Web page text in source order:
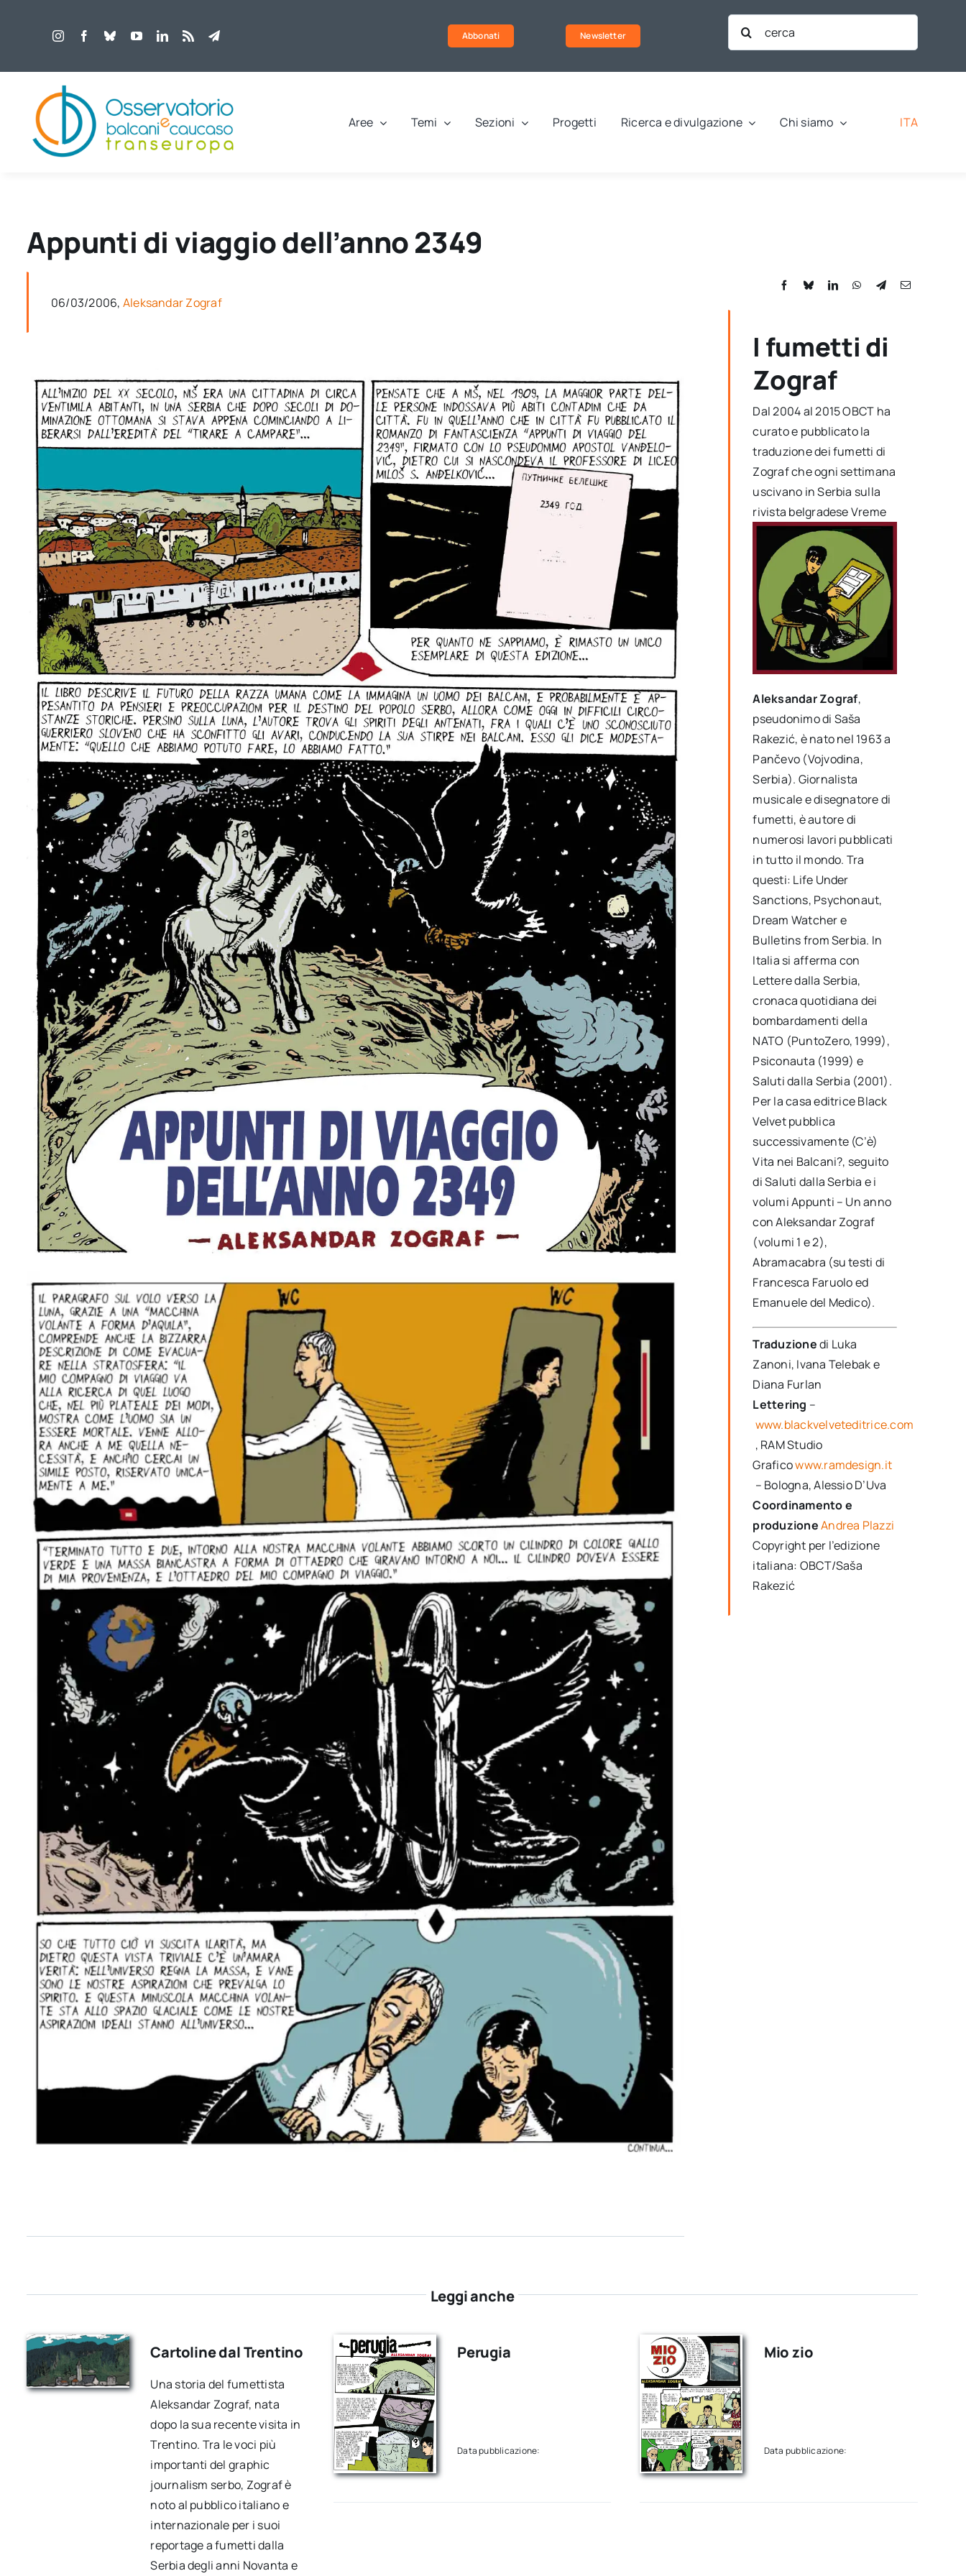
Abbonati Newsletter
Cerca
per:
Aree Temi Sezioni Progetti Ricerca e divulgazione Chi siamo ITA
Appunti di viaggio dell’anno 2349
06/03/2006, Aleksandar Zograf
I fumetti di
Zograf
Dal 2004 al 2015 OBCT ha
curato e pubblicato la
traduzione dei fumetti di
Zograf che ogni settimana
uscivano in Serbia sulla
rivista belgradese Vreme
Aleksandar Zograf,
pseudonimo di Saša
Rakezić, è nato nel 1963 a
Pančevo (Vojvodina,
Serbia). Giornalista
musicale e disegnatore di
fumetti, è autore di
numerosi lavori pubblicati
in tutto il mondo. Tra
questi: Life Under
Sanctions, Psychonaut,
Dream Watcher e
Bulletins from Serbia. In
Italia si afferma con
Lettere dalla Serbia,
cronaca quotidiana dei
bombardamenti della
NATO (PuntoZero, 1999),
Psiconauta (1999) e
Saluti dalla Serbia (2001).
Per la casa editrice Black
Velvet pubblica
successivamente (C’è)
Vita nei Balcani?, seguito
di Saluti dalla Serbia e i
volumi Appunti – Un anno
con Aleksandar Zograf
(volumi 1 e 2),
Abramacabra (su testi di
Francesca Faruolo ed
Emanuele del Medico).
Traduzionedi Luka
Zanoni, Ivana Telebak e
Diana Furlan
Lettering –
www.blackvelveteditrice.com
, RAM Studio
Graficowww.ramdesign.it
– Bologna, Alessio D’Uva
Coordinamento e
produzioneAndrea Plazzi
Copyright per l’edizione
italiana: OBCT/Saša
Rakezić
Leggi anche
Cartoline dal Trentino
Una storia del fumettista
Aleksandar Zograf, nata
dopo la sua recente visita in
Trentino. Tra le voci più
importanti del graphic
journalism serbo, Zograf è
noto al pubblico italiano e
internazionale per i suoi
reportage a fumetti dalla
Serbia degli anni Novanta e
Perugia
Data pubblicazione:
Mio zio
Data pubblicazione: